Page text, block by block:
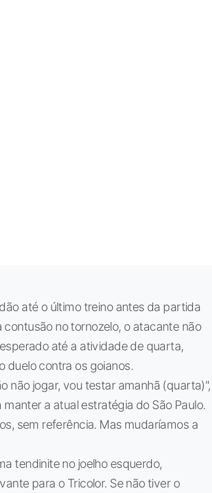
até o último treino antes da partida
no tornozelo, o atacante não
até a atividade de quarta,
duelo contra os goianos.
não jogar, vou testar amanhã (quarta)",
a atual estratégia do São Paulo.
sem referência. Mas mudaríamos a
tendinite no joelho esquerdo,
para o Tricolor. Se não tiver o